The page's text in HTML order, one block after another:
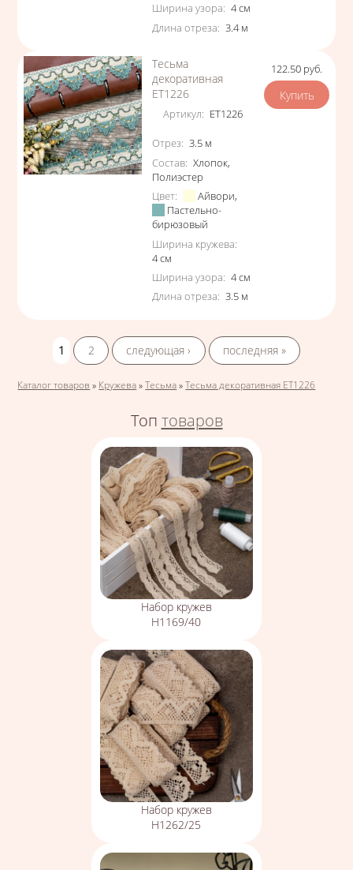
Ширина узора: 4см
Длина отреза: 3.4 м
Тесьма
декоративная
ЕТ1226
Артикул: ЕТ1226
Характеристики
Отрез: 3.5 м
Состав: Хлопок,
Полиэстер
Цвет: Айвори,
Пастельно-
бирюзовый
Ширина кружева:
4см
Ширина узора: 4см
Длина отреза: 3.5 м
Цена
122.50 руб.
1
2 следующая › последняя »
Вы здесь
Каталог товаров » Кружева »Тесьма »Тесьма декоративная ЕТ1226
Топ товаров
Набор кружев
Н1169/40
Набор кружев
Н1262/25